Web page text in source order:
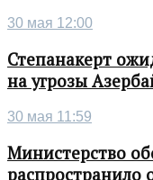
30 мая 12:00
Степанакерт
на угрозы
30 мая 11:59
Министерство